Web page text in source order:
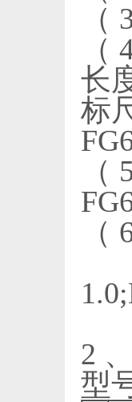
长
标
2
型